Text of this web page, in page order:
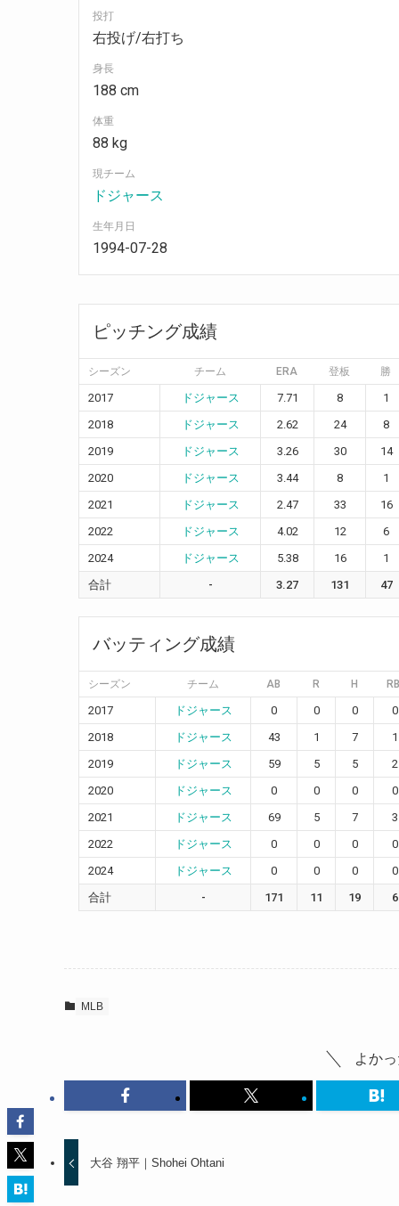
投打
右投げ/右打ち
身長
188 cm
体重
88 kg
現チーム
ドジャース
生年月日
1994-07-28
ピッチング成績
シーズン チーム ERA 登板 勝
2017 ドジャース 7.71 8
1
2018
ドジャース 2.62 24
8
2019
ドジャース 3.26 30
14
2020
ドジャース 3.44 8
1
2021
ドジャース 2.47 33
16
2022
ドジャース 4.02 12
6
2024
ドジャース 5.38 16
1
合計
- 3.27 131 47
バッティング成績
シーズン チーム AB R H
2017 ドジャース 0 0 0
0
2018
ドジャース 43 1 7
1
2019
ドジャース 59 5 5
2
2020
ドジャース 0 0 0
0
2021
ドジャース 69 5 7
3
2022
ドジャース 0 0 0
0
2024
ドジャース 0 0 0
0
合計
- 171 11 19 6
MLB
よか
大谷 翔平｜Shohei Ohtani